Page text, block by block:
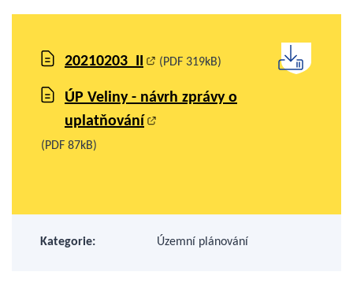
20210203_II (PDF 319kB)
ÚP Veliny - návrh zprávy o
uplatňování
(PDF 87kB)
Kategorie: Územní plánování